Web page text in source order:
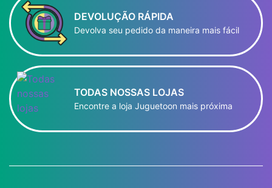
DEVOLUÇÃO RÁPIDA
Devolva seu pedido da maneira mais fácil
TODAS NOSSAS LOJAS
Encontre a loja Juguetoon mais próxima